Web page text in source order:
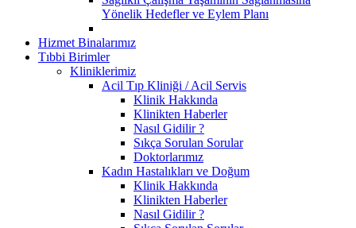
Yönelik Hedefler ve Eylem Planı
Hizmet Binalarımız
Tıbbi Birimler
Kliniklerimiz
Acil Tıp Kliniği / Acil Servis
Klinik Hakkında
Klinikten Haberler
Nasıl Gidilir ?
Sıkça Sorulan Sorular
Doktorlarımız
Kadın Hastalıkları ve Doğum
Klinik Hakkında
Klinikten Haberler
Nasıl Gidilir ?